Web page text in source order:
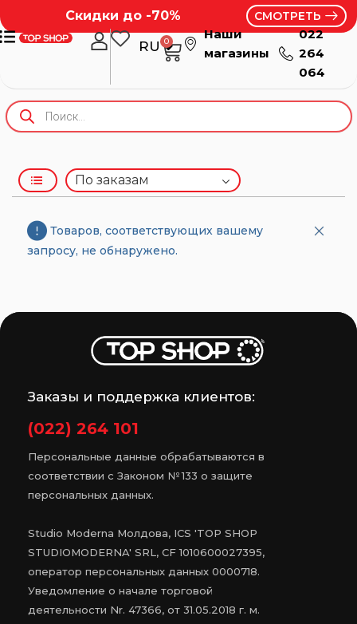
Скидки до -70% СМОТРЕТЬ
RU
RO
0
Наши
магазины
022
264
064
Товаров, соответствующих вашему
запросу, не обнаружено.
Заказы и поддержка клиентов:
(022) 264 101
Персональные данные обрабатываются в
соответствии с Законом № 133 о защите
персональных данных.
Studio Moderna Молдова, ICS 'TOP SHOP
STUDIOMODERNA' SRL, CF 1010600027395,
оператор персональных данных 0000718.
Уведомление о начале торговой
деятельности Nr. 47366, от 31.05.2018 г. м.